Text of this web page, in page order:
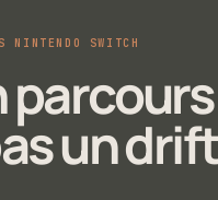
NINTENDO SWITCH
un drift